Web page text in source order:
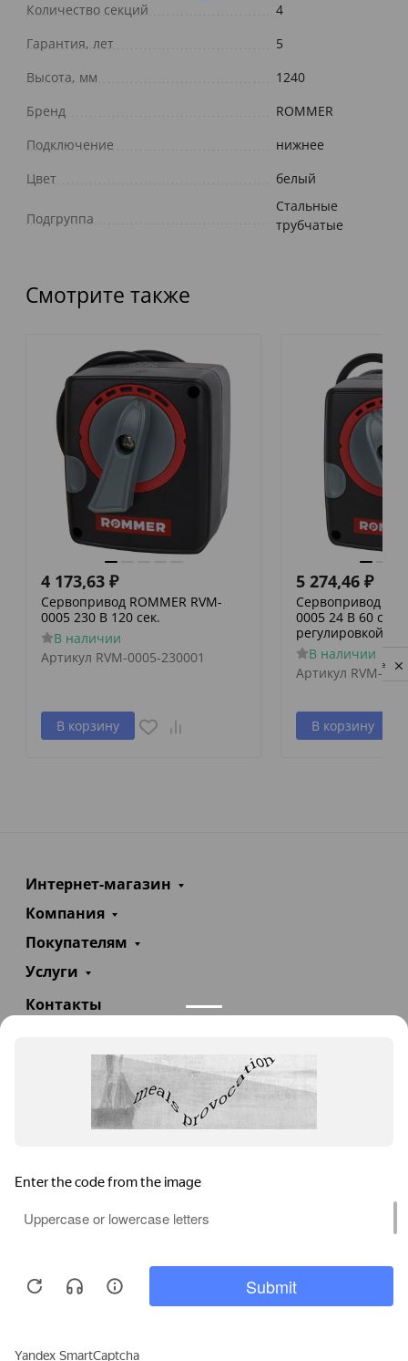
Количество секций
4
Гарантия, лет
5
Высота, мм
1240
Бренд
ROMMER
Подключение
нижнее
Цвет
белый
Подгруппа
Стальные
трубчатые
Смотрите также
4 173,63 ₽
Сервопривод ROMMER RVM-
0005 230 В 120 сек.
В наличии
Артикул RVM-0005-230001
В корзину
5 274,46 ₽
Сервопривод
0005 24 В 60
регулировкой по
В наличии
Артикул RVM-
В корзину
Интернет-магазин
Компания
Покупателям
Услуги
Контакты
info@teploexpert.com
Пн—Сб 09:00 – 18:00
TeploExpert.com © 2008 - 2026 Оборудование для
систем отопления, водоснабжения, канализации
Privacy notice